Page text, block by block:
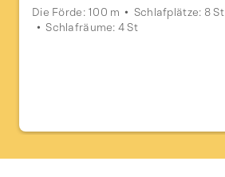
Die Förde: 100 m
Schlafplätze: 8 St
Schlafräume: 4 St